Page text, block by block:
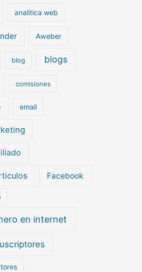
analitica web
Aweber
blog blogs
comisiones
email
Facebook
en internet